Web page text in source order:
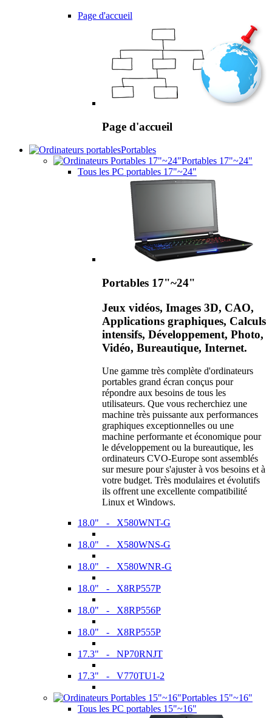
Page d'accueil
Page d'accueil
Portables
Portables 17"~24"
Tous les PC portables 17"~24"
Portables 17"~24"
Jeux vidéos, Images 3D, CAO,
Applications graphiques, Calculs
intensifs, Développement, Photo,
Vidéo, Bureautique, Internet.
Une gamme très complète d'ordinateurs
portables grand écran conçus pour
répondre aux besoins de tous les
utilisateurs. Que vous recherchiez une
machine très puissante aux performances
graphiques exceptionnelles ou une
machine performante et économique pour
le développement ou la bureautique, les
ordinateurs CVO-Europe sont assemblés
sur mesure pour s'ajuster à vos besoins et à
votre budget. Très modulaires et évolutifs
ils offrent une excellente compatibilité
Linux et Windows.
18.0" - X580WNT-G
18.0" - X580WNS-G
18.0" - X580WNR-G
18.0" - X8RP557P
18.0" - X8RP556P
18.0" - X8RP555P
17.3" - NP70RNJT
17.3" - V770TU1-2
Portables 15"~16"
Tous les PC portables 15"~16"